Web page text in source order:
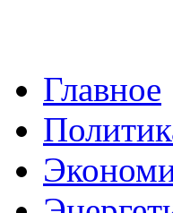
Главное